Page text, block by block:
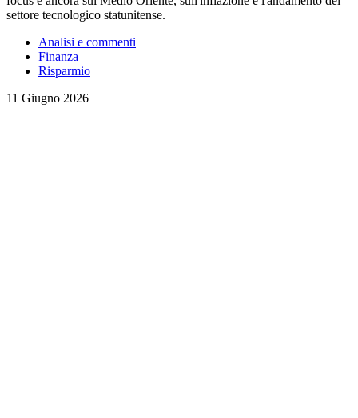
settore tecnologico statunitense.
Analisi e commenti
Finanza
Risparmio
11 Giugno 2026